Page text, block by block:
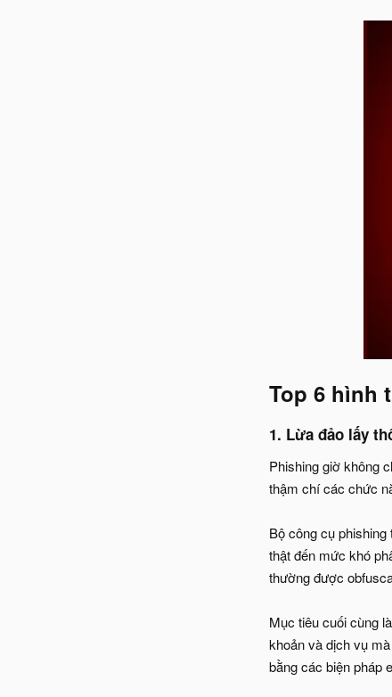
Top 6 hình
1. Lừa đảo lấy
Phishing giờ không
thậm chí các chức
Bộ công cụ
thật đến mức khó
thường được
Mục tiêu cuối cùng
khoản và dịch vụ
bằng các biện pháp